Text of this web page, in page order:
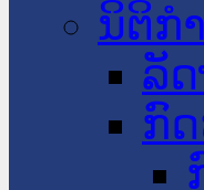
ນິຕິກ
ລັ
ກົ